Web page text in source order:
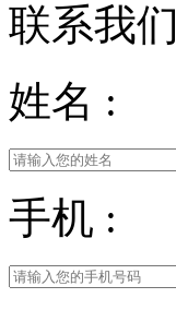
联系我们
姓名 :
手机 :